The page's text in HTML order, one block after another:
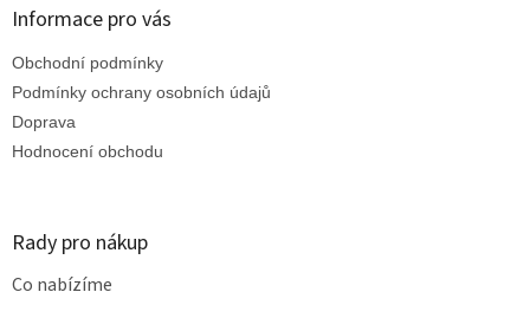
Informace pro vás
Obchodní podmínky
Podmínky ochrany osobních údajů
Doprava
Hodnocení obchodu
Rady pro nákup
Co nabízíme